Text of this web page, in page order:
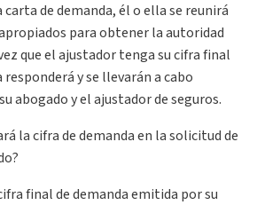
de demanda, él o ella se reunirá
para obtener la autoridad
que el ajustador tenga su cifra final
y se llevarán a cabo
abogado y el ajustador de seguros.
la cifra de demanda en la solicitud de
final de demanda emitida por su